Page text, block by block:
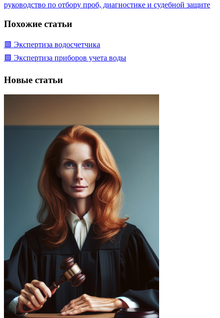
руководство по отбору проб, диагностике и судебной защите
Похожие статьи
🟥 Экспертиза водосчетчика
🟩 Экспертиза приборов учета воды
Новые статьи